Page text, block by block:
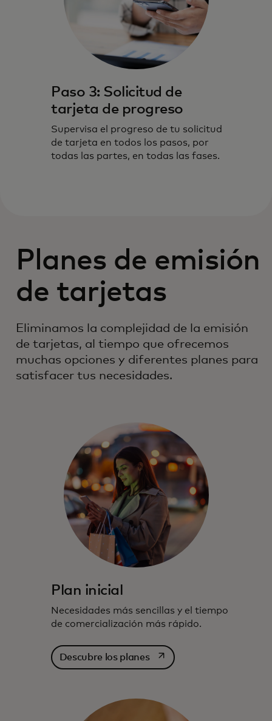
Paso 3: Solicitud de
tarjeta de progreso
Supervisa el progreso de tu solicitud
de tarjeta en todos los pasos, por
todas las partes, en todas las fases.
Planes de emisión
de tarjetas
Eliminamos la complejidad de la emisión
de tarjetas, al tiempo que ofrecemos
muchas opciones y diferentes planes para
satisfacer tus necesidades.
Plan inicial
Necesidades más sencillas y el tiempo
de comercialización más rápido.
Descubre los planesse abre en una pestaña